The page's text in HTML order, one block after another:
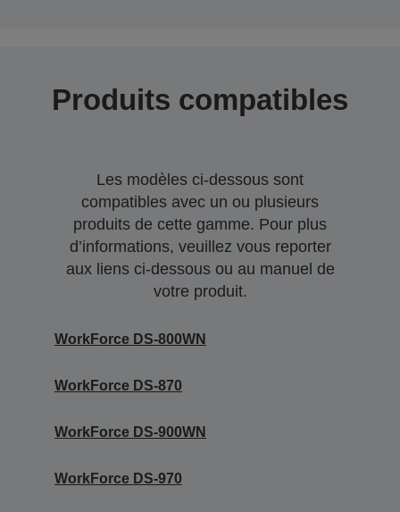
Produits compatibles
Les modèles ci-dessous sont
compatibles avec un ou plusieurs
produits de cette gamme. Pour plus
d’informations, veuillez vous reporter
aux liens ci-dessous ou au manuel de
votre produit.
WorkForce DS-800WN
WorkForce DS-870
WorkForce DS-900WN
WorkForce DS-970